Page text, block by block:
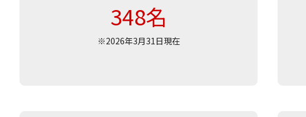
348名
※2026年3月31日現在